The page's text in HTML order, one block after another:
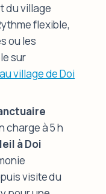
du village
flexible,
ou les
sur
village de Doi
charge à 5 h
à Doi
visite du